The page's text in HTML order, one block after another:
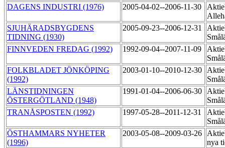
DAGENS INDUSTRI (1976)
2005-04-02--2006-11-30
SJUHÄRADSBYGDENS
TIDNING (1930)
2005-09-23--2006-12-31
FINNVEDEN FREDAG (1992)
1992-09-04--2007-11-09
FOLKBLADET JÖNKÖPING
(1992)
2003-01-10--2010-12-30
LÄNSTIDNINGEN
ÖSTERGÖTLAND (1948)
1991-01-04--2006-06-30
TRANÅSPOSTEN (1992)
1997-05-28--2011-12-31
ÖSTHAMMARS NYHETER
(1996)
2003-05-08--2009-03-26
nya